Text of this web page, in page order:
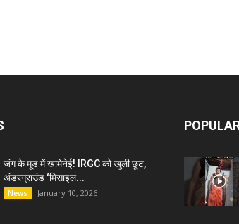
जंग के मूड में खामेनेई! IRGC को खुली छूट,
अंडरग्राउंड ‘मिसाइल...
News January 10, 2026